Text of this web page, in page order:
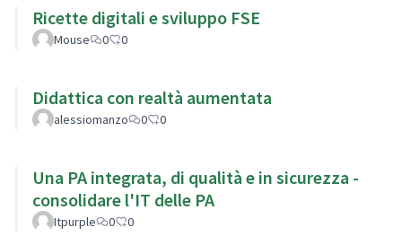
Ricette digitali e sviluppo FSE
Mouse 0 0
Didattica con realtà aumentata
alessiomanzo 0 0
Una PA integrata, di qualità e in sicurezza -
consolidare l'IT delle PA
Itpurple 0 0